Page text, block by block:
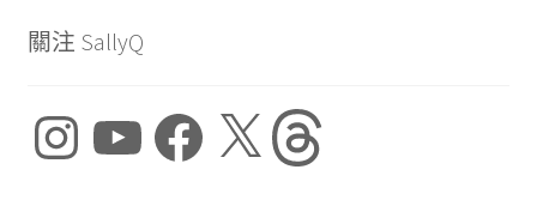
關注 SallyQ
InstagramYouTube Facebook Threads